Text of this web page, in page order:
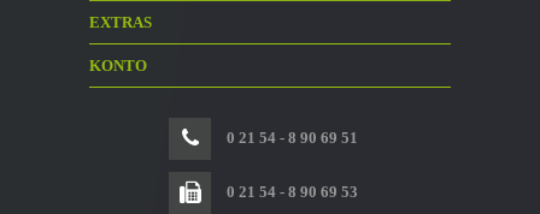
EXTRAS
KONTO
0 21 54 - 8 90 69 51
0 21 54 - 8 90 69 53